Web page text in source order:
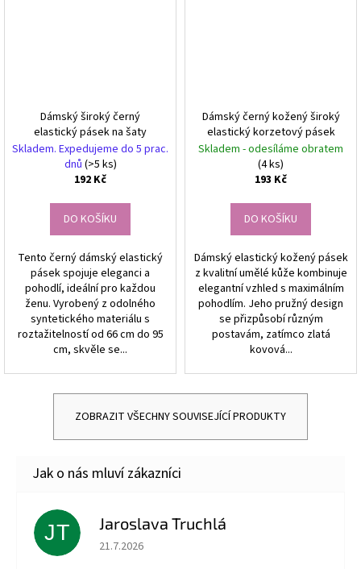
Dámský široký černý
elastický pásek na šaty
Skladem. Expedujeme do 5 prac.
dnů (>5 ks)
192 Kč
DO KOŠÍKU
Tento černý dámský elastický
pásek spojuje eleganci a
pohodlí, ideální pro každou
ženu. Vyrobený z odolného
syntetického materiálu s
roztažitelností od 66 cm do 95
cm, skvěle se...
Dámský černý kožený široký
elastický korzetový pásek
Skladem - odesíláme obratem
(4 ks)
193 Kč
DO KOŠÍKU
Dámský elastický kožený pásek
z kvalitní umělé kůže kombinuje
elegantní vzhled s maximálním
pohodlím. Jeho pružný design
se přizpůsobí různým
postavám, zatímco zlatá
kovová...
ZOBRAZIT VŠECHNY SOUVISEJÍCÍ PRODUKTY
JT Jaroslava Truchlá
Hodnocení obchodu je 5 z 5 hvězdiček.
21.7.2026